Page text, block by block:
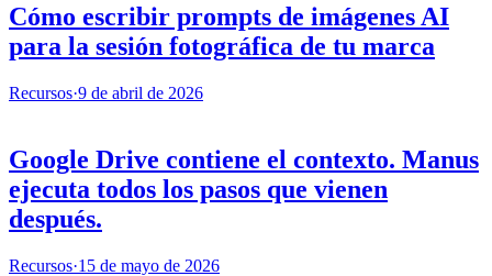
Cómo escribir prompts de imágenes AI
para la sesión fotográfica de tu marca
Recursos·9 de abril de 2026
Google Drive contiene el contexto. Manus
ejecuta todos los pasos que vienen
después.
Recursos·15 de mayo de 2026